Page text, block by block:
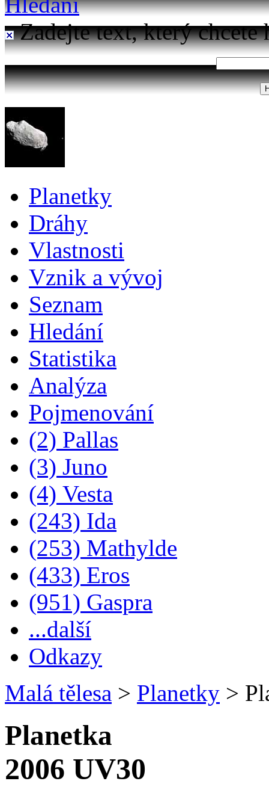
Zadejte text, který chcete
Planetky
Dráhy
Vlastnosti
Vznik a vývoj
Seznam
Hledání
Statistika
Analýza
Pojmenování
(2) Pallas
(3) Juno
(4) Vesta
(243) Ida
(253) Mathylde
(433) Eros
(951) Gaspra
...další
Odkazy
Malá tělesa > Planetky >
Planetka
2006 UV30